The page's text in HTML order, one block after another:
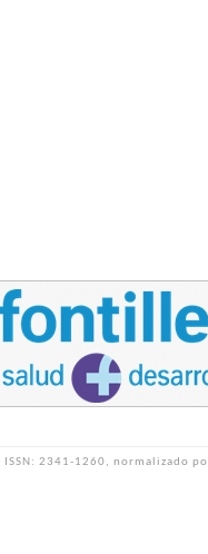
ISSN: 2341-1260, normalizado